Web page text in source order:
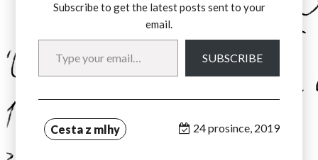
Subscribe to get the latest posts sent to your
email.
Type your email…
SUBSCRIBE
Cesta z mlhy 24 prosince, 2019